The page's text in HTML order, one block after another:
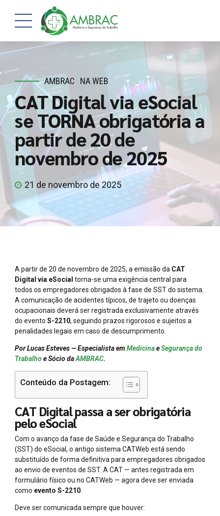
AMBRAC NA WEB
CAT Digital via eSocial
se TORNA obrigatória a
partir de 20 de
novembro de 2025
21 de novembro de 2025
A partir de 20 de novembro de 2025, a emissão da CAT
Digital via eSocial torna-se uma exigência central para
todos os empregadores obrigados à fase de SST do sistema.
A comunicação de acidentes típicos, de trajeto ou doenças
ocupacionais deverá ser registrada exclusivamente através
do evento S-2210, seguindo prazos rigorosos e sujeitos a
penalidades legais em caso de descumprimento.
Por Lucas Esteves — Especialista emMedicinaeSegurança do
Trabalhoe Sócio daAMBRAC.
Conteúdo da Postagem:
CAT Digital passa a ser obrigatória
pelo eSocial
Com o avanço da fase de Saúde e Segurança do Trabalho
(SST) do eSocial, o antigo sistema CATWeb está sendo
substituído de forma definitiva para empregadores obrigados
ao envio de eventos de SST. A CAT — antes registrada em
formulário físico ou no CATWeb — agora deve ser enviada
como evento S-2210
Deve ser comunicada sempre que houver: